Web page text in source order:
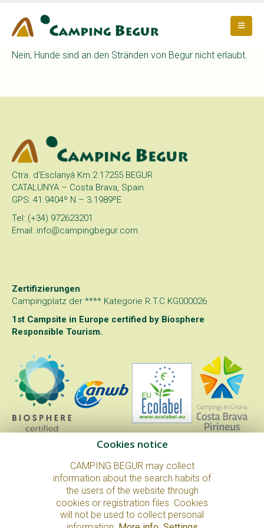
Nein, Hunde sind an den Stränden von Begur nicht erlaubt.
Ctra. d’Esclanyà Km.2 17255 BEGUR
CATALUNYA – Costa Brava, Spain
GPS: 41.9404º N – 3.1989ºE
Tel: (+34) 972623201
Email: info@campingbegur.com
Zertifizierungen
Campingplatz der **** Kategorie R.T.C KG000026
1st Campsite in Europe certified by Biosphere
Responsible Tourism.
© Copyright 2026. All Rights Reserved.
Impressum und Datenschutzrichtlinie
Cookie policy
Internes Reglement und Campingplatzordnung
Cookies notice
CAMPING BEGUR may collect
information about the search habits of
the users of the website through
cookies or registration files. Cookies
will not be used to collect personal